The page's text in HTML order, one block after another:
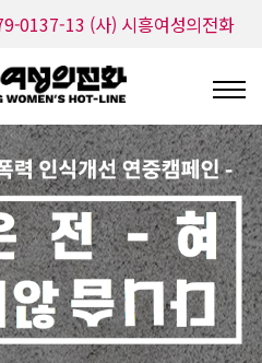
0137-13 (사) 시흥여성의전화